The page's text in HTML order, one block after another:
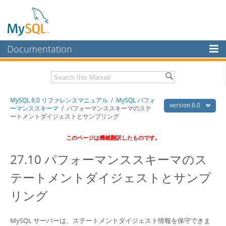
Documentation
MySQL Enterprise
Workbench
InnoDB Cluster
MySQL NDB Cluster
Connectors
More
MySQL.com
Download this Manual
PDF (US Ltr)- 36.1Mb
version 8.0
MySQL 8.0 リファレンスマニュアル / MySQL パフォ
ーマンススキーマ / パフォーマンススキーマのステ
ートメントダイジェストとサンプリング
このページは機械翻訳したものです。
27.10 パフォーマンススキーマのス
テートメントダイジェストとサンプ
リング
MySQL サーバーは、ステートメントダイジェスト情報を保守できま